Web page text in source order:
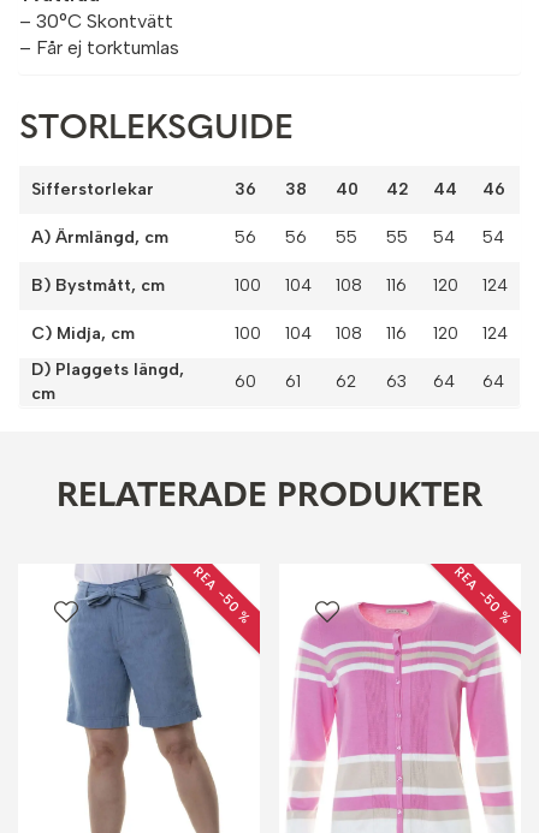
– 30°C Skontvätt
– Får ej torktumlas
STORLEKSGUIDE
Sifferstorlekar 36 38 40 42 44 46
A) Ärmlängd, cm 56 56 55 55 54 54
B) Bystmått, cm 100 104 108 116 120 124
C) Midja, cm 100 104 108 116 120
124
D) Plaggets längd,
cm
60 61 62 63 64 64
RELATERADE PRODUKTER
REA −50 % REA −50 %